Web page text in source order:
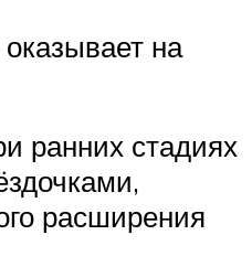
на
ранних стадиях
расширения